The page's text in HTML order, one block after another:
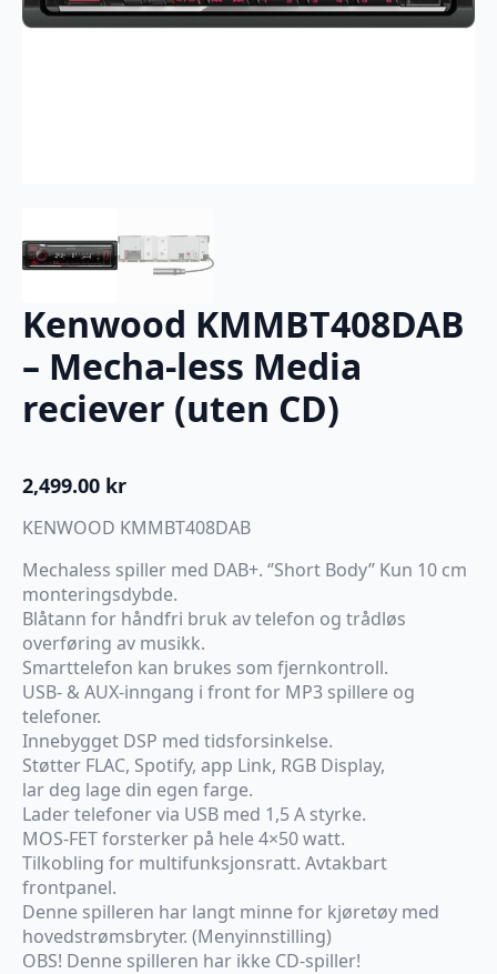
Kenwood KMMBT408DAB
– Mecha-less Media
reciever (uten CD)
2,499.00 kr
KENWOOD KMMBT408DAB
Mechaless spiller med DAB+. ‘’Short Body’’ Kun 10 cm
monteringsdybde.
Blåtann for håndfri bruk av telefon og trådløs
overføring av musikk.
Smarttelefon kan brukes som fjernkontroll.
USB- & AUX-inngang i front for MP3 spillere og
telefoner.
Innebygget DSP med tidsforsinkelse.
Støtter FLAC, Spotify, app Link, RGB Display,
lar deg lage din egen farge.
Lader telefoner via USB med 1,5 A styrke.
MOS-FET forsterker på hele 4×50 watt.
Tilkobling for multifunksjonsratt. Avtakbart
frontpanel.
Denne spilleren har langt minne for kjøretøy med
hovedstrømsbryter. (Menyinnstilling)
OBS! Denne spilleren har ikke CD-spiller!